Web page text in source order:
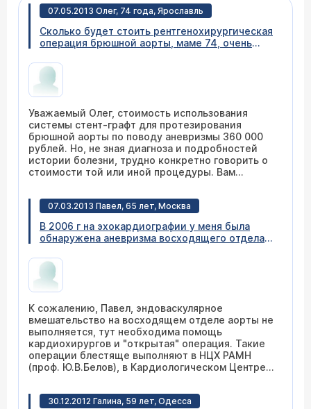
07.05.2013 Олег, 74 года, Ярославль
Сколько будет стоить рентгенохирургическая
операция брюшной аорты, маме 74, очень
Уважаемый Олег, стоимость использования
системы стент-графт для протезирования
брюшной аорты по поводу аневризмы 360 000
рублей. Но, не зная диагноза и подробностей
истории болезни, трудно конкретно говорить о
стоимости той или иной процедуры. Вам
отделением сердечно-сосудистой хирургии
позвонить в отделение по телефону 8 (495) 305-
34-04.
07.03.2013 Павел, 65 лет, Москва
В 2006 г на эхокардиографии у меня была
обнаружена аневризма восходящего отдела
последующие годы эта цифра не выходила за
указанные пределы. В ноябре прошлого года
сделал очередную эхокардиографию и
расширена на уровне синусов Вальсальвы до
4.9см и в восходящем отделе до 5.1 см.
Давление по утрам 140/85. Никаких
симптомов не имею. Подскажите с чего
необходимо начать обследование в Вашем
центре, какие надо пройти манипуляции,
обследование по этому диагнозу в Вашем
центре, и сколько примерно надо запасти
К сожалению, Павел, эндоваскулярное
вмешательство на восходящем отделе аорты не
выполняется, тут необходима помощь
кардиохирургов и "открытая" операция. Такие
операции блестяще выполняют в НЦХ РАМН
(проф. Ю.В.Белов), в Кардиологическом Центре
30.12.2012 Галина, 59 лет, Одесса